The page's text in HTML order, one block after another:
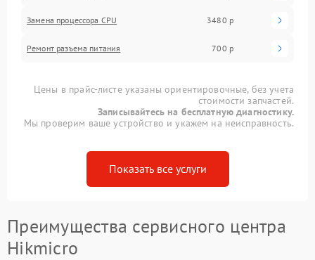
Замена процессора CPU 3480 р
Ремонт разъема питания 700 р
Цены в прайс-листе указаны ориентировочные, без учета
стоимости запчастей.
Записывайтесь на бесплатную диагностику.
Мы проверим ваше устройство и укажем на неисправность.
Показать все услуги
Преимущества сервисного центра
Hikmicro